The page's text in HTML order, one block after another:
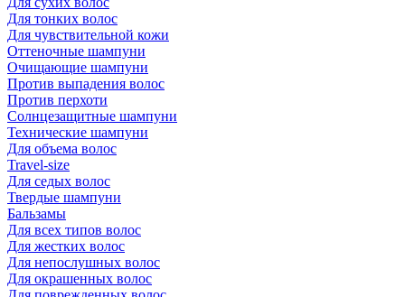
Для тонких волос
Для чувствительной кожи
Оттеночные шампуни
Очищающие шампуни
Против выпадения волос
Против перхоти
Солнцезащитные шампуни
Технические шампуни
Для объема волос
Travel-size
Для седых волос
Твердые шампуни
Бальзамы
Для всех типов волос
Для жестких волос
Для непослушных волос
Для окрашенных волос